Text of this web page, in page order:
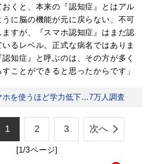
おくと、本来の『認知症』とはアル
に脳の機能が元に戻らない、不可
すが、『スマホ認知症』はまだ認
るレベル。正式な病名ではありま
知症』と呼ぶのは、その方が多く
ことができると思ったからです」
ホを使うほど学力低下…7万人調査
1 2 3 次へ
[1/3ページ]